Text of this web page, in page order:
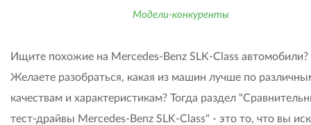
Модели-конкуренты
Ищите похожие на Mercedes-Benz SLK-Class автомобили?
Желаете разобраться, какая из машин лучше по
качествам и характеристикам? Тогда раздел
тест-драйвы Mercedes-Benz SLK-Class" - это то, что вы